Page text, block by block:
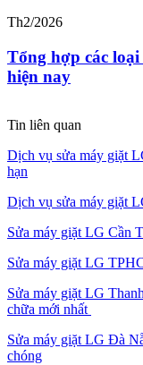
Th2/2026
Tổng hợp các
hiện nay
Tin liên quan
Dịch vụ sửa máy giặt
hạn
Dịch vụ sửa máy giặt
Sửa máy giặt LG Cần
Sửa máy giặt LG
Sửa máy giặt LG
chữa mới nhất
Sửa máy giặt LG Đà
chóng